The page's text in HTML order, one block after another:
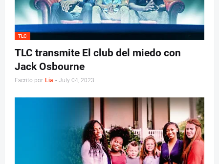
TLC
TLC transmite El club del miedo con
Jack Osbourne
Escrito por Lia - July 04, 2023